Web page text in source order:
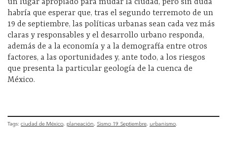
un lugar apropiado para mudar la ciudad, pero sin duda
habría que esperar que, tras el segundo terremoto de un
19 de septiembre, las políticas urbanas sean cada vez más
claras y responsables y el desarrollo urbano responda,
además de a la economía y a la demografía entre otros
factores, a las oportunidades y, ante todo, a los riesgos
que presenta la particular geología de la cuenca de
México.
Tags: ciudad de México planeación Sismo 19 Septiembre urbanismo